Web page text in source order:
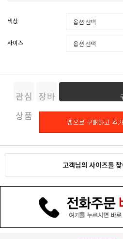
색상
사이즈
관심
상품
장바
구니
고객님의 사이즈를